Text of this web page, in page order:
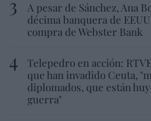
A pesar de Sánchez, Ana
décima banquera de
compra de Webster Bank
Telepedro en acción:
que han invadido Ceuta,
diplomados, que están
guerra"